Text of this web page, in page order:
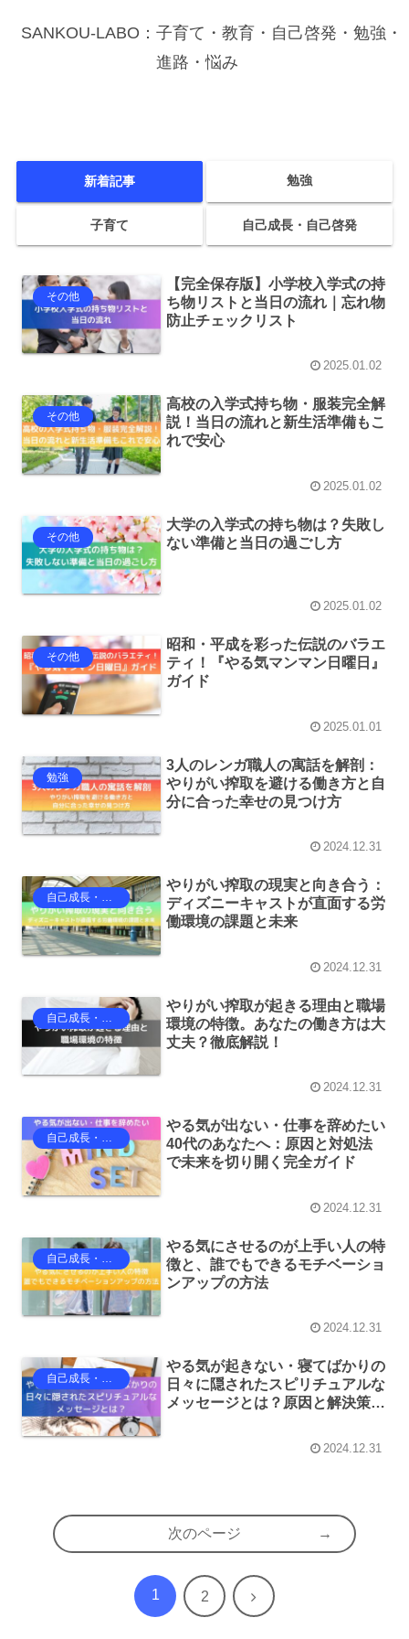
SANKOU-LABO：子育て・教育・自己啓発・勉強・
進路・悩み
新着記事 勉強
子育て 自己成長・自己啓発
その他
【完全保存版】小学校入学式の持
ち物リストと当日の流れ｜忘れ物
防止チェックリスト
2025.01.02
その他
高校の入学式持ち物・服装完全解
説！当日の流れと新生活準備もこ
れで安心
2025.01.02
その他
大学の入学式の持ち物は？失敗し
ない準備と当日の過ごし方
2025.01.02
その他
昭和・平成を彩った伝説のバラエ
ティ！『やる気マンマン日曜日』
ガイド
2025.01.01
勉強
3人のレンガ職人の寓話を解剖：
やりがい搾取を避ける働き方と自
分に合った幸せの見つけ方
2024.12.31
自己成長・自己啓発
やりがい搾取の現実と向き合う：
ディズニーキャストが直面する労
働環境の課題と未来
2024.12.31
やりがい搾取が起きる理由と職場
環境の特徴。あなたの働き方は大
丈夫？徹底解説！
2024.12.31
自己成長・自己啓発
やる気が出ない・仕事を辞めたい
40代のあなたへ：原因と対処法
で未来を切り開く完全ガイド
2024.12.31
やる気にさせるのが上手い人の特
徴と、誰でもできるモチベーショ
ンアップの方法
2024.12.31
自己成長・自己啓発
やる気が起きない・寝てばかりの
日々に隠されたスピリチュアルな
メッセージとは？原因と解決策を
2024.12.31
次のページ
1 2 次